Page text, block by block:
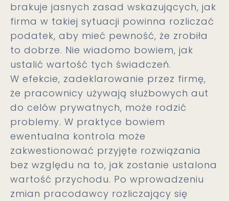
brakuje jasnych zasad wskazujących, jak
firma w takiej sytuacji powinna rozliczać
podatek, aby mieć pewność, że zrobiła
to dobrze. Nie wiadomo bowiem, jak
ustalić wartość tych świadczeń.
W efekcie, zadeklarowanie przez firmę,
że pracownicy używają służbowych aut
do celów prywatnych, może rodzić
problemy. W praktyce bowiem
ewentualna kontrola może
zakwestionować przyjęte rozwiązania
bez względu na to, jak zostanie ustalona
wartość przychodu. Po wprowadzeniu
zmian pracodawcy rozliczający się